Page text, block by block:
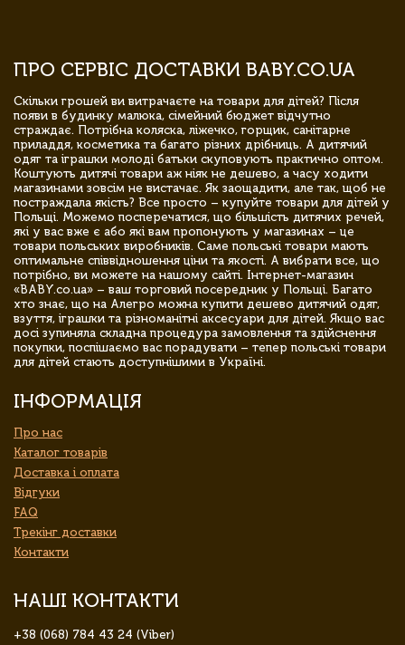
ПРО СЕРВІС ДОСТАВКИ BABY.CO.UA
Скільки грошей ви витрачаєте на товари для дітей? Після
появи в будинку малюка, сімейний бюджет відчутно
страждає. Потрібна коляска, ліжечко, горщик, санітарне
приладдя, косметика та багато різних дрібниць. А дитячий
одяг та іграшки молоді батьки скуповують практично оптом.
Коштують дитячі товари аж ніяк не дешево, а часу ходити
магазинами зовсім не вистачає. Як заощадити, але так, щоб не
постраждала якість? Все просто – купуйте товари для дітей у
Польщі. Можемо посперечатися, що більшість дитячих речей,
які у вас вже є або які вам пропонують у магазинах – це
товари польських виробників. Саме польські товари мають
оптимальне співвідношення ціни та якості. А вибрати все, що
потрібно, ви можете на нашому сайті. Інтернет-магазин
«BABY.co.ua» – ваш торговий посередник у Польщі. Багато
хто знає, що на Алегро можна купити дешево дитячий одяг,
взуття, іграшки та різноманітні аксесуари для дітей. Якщо вас
досі зупиняла складна процедура замовлення та здійснення
покупки, поспішаємо вас порадувати – тепер польські товари
для дітей стають доступнішими в Україні.
ІНФОРМАЦІЯ
Про нас
Каталог товарів
Доставка і оплата
Відгуки
FAQ
Трекінг доставки
Контакти
НАШІ КОНТАКТИ
+38 (068) 784 43 24 (Viber)